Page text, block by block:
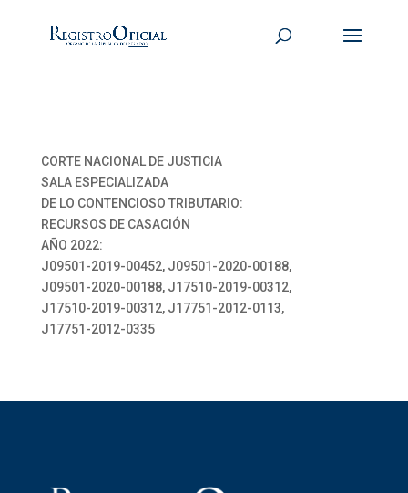
CORTE NACIONAL DE JUSTICIA
SALA ESPECIALIZADA
DE LO CONTENCIOSO TRIBUTARIO:
RECURSOS DE CASACIÓN
AÑO 2022:
J09501-2019-00452, J09501-2020-00188,
J09501-2020-00188, J17510-2019-00312,
J17510-2019-00312, J17751-2012-0113,
J17751-2012-0335